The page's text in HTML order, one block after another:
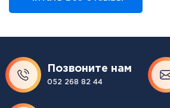
Позвоните нам
052 268 82 44